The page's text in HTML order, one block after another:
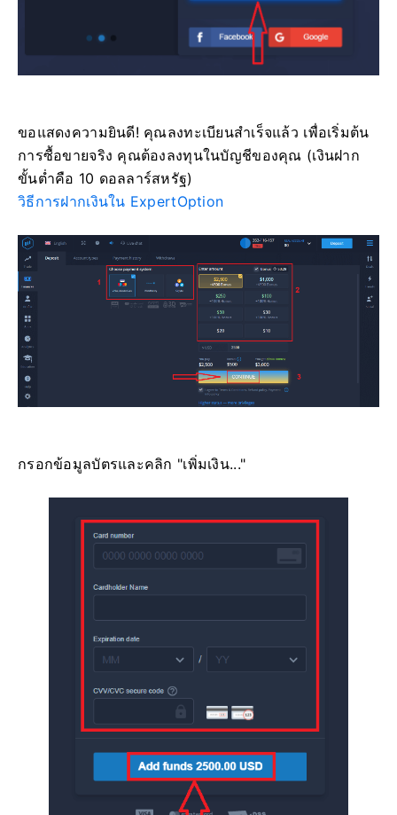
ขอแสดงความยินดี! คุณลงทะเบียนสำเร็จแล้ว เพื่อเริ่มต้น
การซื้อขายจริง คุณต้องลงทุนในบัญชีของคุณ (เงินฝาก
ขั้นต่ำคือ 10 ดอลลาร์สหรัฐ)
วิธีการฝากเงินใน ExpertOption
กรอกข้อมูลบัตรและคลิก "เพิ่มเงิน..."